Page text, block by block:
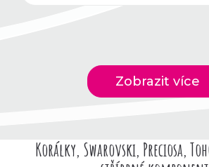
Zobrazit více
Korálky, Swarovski, Preciosa,